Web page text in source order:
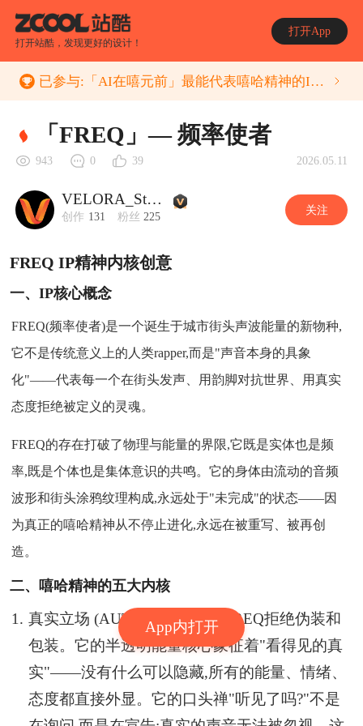
打开站酷，发现更好的设计！
打开App
App内打开
已参与: 「AI在嘻元前」最能代表嘻哈精神的IP创意大赛
「FREQ」— 频率使者
943 0 39 2026.05.11
VELORA_Studio
创作 131 粉丝 225 关注
FREQ IP精神内核创意
一、IP核心概念
FREQ(频率使者)是一个诞生于城市街头声波能量的新物种,
它不是传统意义上的人类rapper,而是"声音本身的具象
化"——代表每一个在街头发声、用韵脚对抗世界、用真实
态度拒绝被定义的灵魂。
FREQ的存在打破了物理与能量的界限,它既是实体也是频
率,既是个体也是集体意识的共鸣。它的身体由流动的音频
波形和街头涂鸦纹理构成,永远处于"未完成"的状态——因
为真正的嘻哈精神从不停止进化,永远在被重写、被再创
造。
二、嘻哈精神的五大内核
真实立场 (AUTHENTICITY) FREQ拒绝伪装和
包装。它的半透明能量核心象征着"看得见的真
实"——没有什么可以隐藏,所有的能量、情绪、
态度都直接外显。它的口头禅"听见了吗?"不是